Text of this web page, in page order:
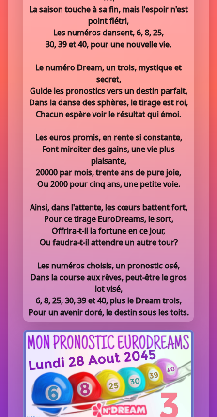
La saison touche à sa fin, mais l'espoir n'est
point flétri,
Les numéros dansent, 6, 8, 25,
30, 39 et 40, pour une nouvelle vie.
Le numéro Dream, un trois, mystique et
secret,
Guide les pronostics vers un destin parfait,
Dans la danse des sphères, le tirage est roi,
Chacun espère voir le résultat qui émoi.
Les euros promis, en rente si constante,
Font miroiter des gains, une vie plus
plaisante,
20000 par mois, trente ans de pure joie,
Ou 2000 pour cinq ans, une petite voie.
Ainsi, dans l'attente, les cœurs battent fort,
Pour ce tirage EuroDreams, le sort,
Offrira-t-il la fortune en ce jour,
Ou faudra-t-il attendre un autre tour?
Les numéros choisis, un pronostic osé,
Dans la course aux rêves, peut-être le gros
lot visé,
6, 8, 25, 30, 39 et 40, plus le Dream trois,
Pour un avenir doré, le destin sous les toits.